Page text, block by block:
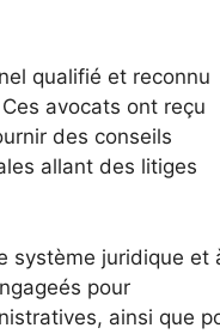
qualifié et reconnu
avocats ont reçu
des conseils
allant des litiges
système juridique et
pour
ainsi que